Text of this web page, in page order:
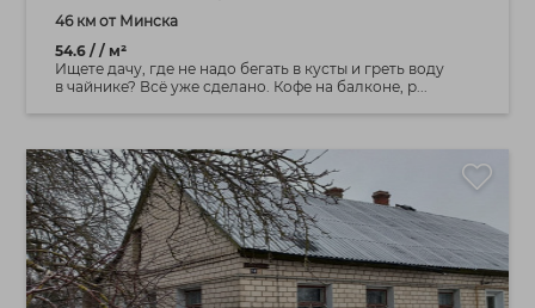
46 км от Минска
54.6 / / м²
Ищете дачу, где не надо бегать в кусты и греть воду
в чайнике? Всё уже сделано. Кофе на балконе, р...